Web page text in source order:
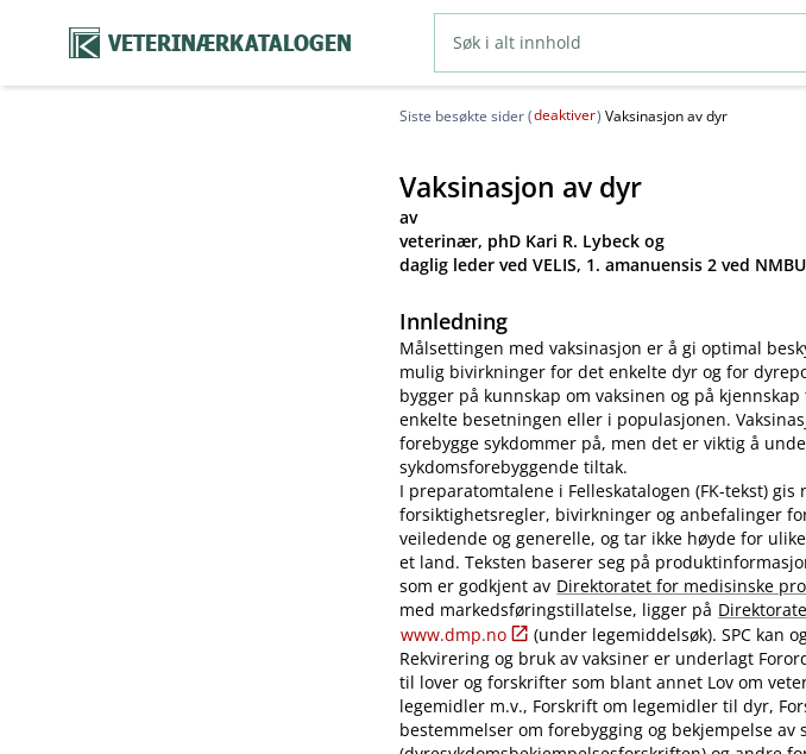
VETERINÆRKATALOGEN
Siste besøkte sider (deaktiver) Vaksinasjon av dyr
Vaksinasjon av dyr
av
veterinær, phD Kari R. Lybeck og
daglig leder ved VELIS, 1. amanuensis 2 ved
Innledning
Målsettingen med vaksinasjon er å gi optimal
mulig bivirkninger for det enkelte dyr og for
bygger på kunnskap om vaksinen og på
enkelte besetningen eller i populasjonen.
forebygge sykdommer på, men det er viktig å
sykdomsforebyggende tiltak.
I preparatomtalene i Felleskatalogen (FK-tekst)
forsiktighetsregler, bivirkninger og anbefalinger
veiledende og generelle, og tar ikke høyde for
et land. Teksten baserer seg på
som er godkjent av Direktoratet for medisinske
med markedsføringstillatelse, ligger på
www.dmp.no
(under legemiddelsøk). SPC kan
Rekvirering og bruk av vaksiner er underlagt
til lover og forskrifter som blant annet Lov om
legemidler m.v., Forskrift om legemidler til dyr,
bestemmelser om forebygging og bekjempelse